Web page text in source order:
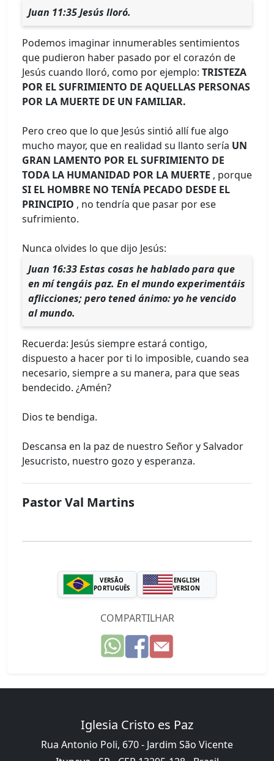
Juan 11:35 Jesús lloró.
Podemos imaginar innumerables sentimientos
que pudieron haber pasado por el corazón de
Jesús cuando lloró, como por ejemplo: TRISTEZA
POR EL SUFRIMIENTO DE AQUELLAS PERSONAS
POR LA MUERTE DE UN FAMILIAR.
Pero creo que lo que Jesús sintió allí fue algo
mucho mayor, que en realidad su llanto sería UN
GRAN LAMENTO POR EL SUFRIMIENTO DE
TODA LA HUMANIDAD POR LA MUERTE , porque
SI EL HOMBRE NO TENÍA PECADO DESDE EL
PRINCIPIO , no tendría que pasar por ese
sufrimiento.
Nunca olvides lo que dijo Jesús:
Juan 16:33 Estas cosas he hablado para que
en mí tengáis paz. En el mundo experimentáis
aflicciones; pero tened ánimo: yo he vencido
al mundo.
Recuerda: Jesús siempre estará contigo,
dispuesto a hacer por ti lo imposible, cuando sea
necesario, siempre a su manera, para que seas
bendecido. ¿Amén?
Dios te bendiga.
Descansa en la paz de nuestro Señor y Salvador
Jesucristo, nuestro gozo y esperanza.
Pastor Val Martins
VERSÃO
PORTUGUÊS
ENGLISH
VERSION
COMPARTILHAR
Iglesia Cristo es Paz
Rua Antonio Poli, 670 - Jardim São Vicente